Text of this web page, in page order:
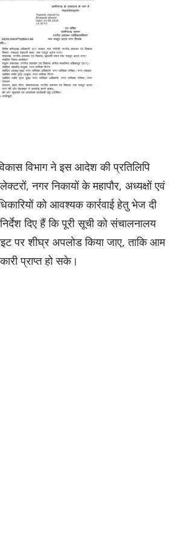
विभाग ने इस आदेश की प्रतिलिपि
नगर निकायों के महापौर, अध्यक्षों एवं
को आवश्यक कार्रवाई हेतु भेज दी
दिए हैं कि पूरी सूची को संचालनालय
पर शीघ्र अपलोड किया जाए, ताकि आम
प्राप्त हो सके।